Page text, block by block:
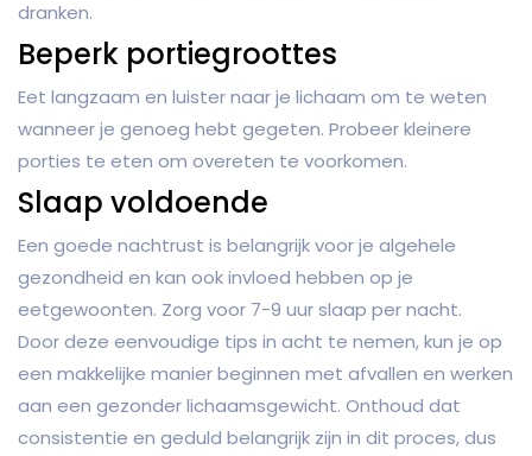
dranken.
Beperk portiegroottes
Eet langzaam en luister naar je lichaam om te weten
wanneer je genoeg hebt gegeten. Probeer kleinere
porties te eten om overeten te voorkomen.
Slaap voldoende
Een goede nachtrust is belangrijk voor je algehele
gezondheid en kan ook invloed hebben op je
eetgewoonten. Zorg voor 7-9 uur slaap per nacht.
Door deze eenvoudige tips in acht te nemen, kun je op
een makkelijke manier beginnen met afvallen en werken
aan een gezonder lichaamsgewicht. Onthoud dat
consistentie en geduld belangrijk zijn in dit proces, dus